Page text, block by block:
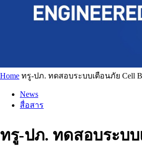
Home ทรู-ปภ. ทดสอบระบบเตือนภัย Cell
News
สื่อสาร
ทรู-ปภ. ทดสอบระบ